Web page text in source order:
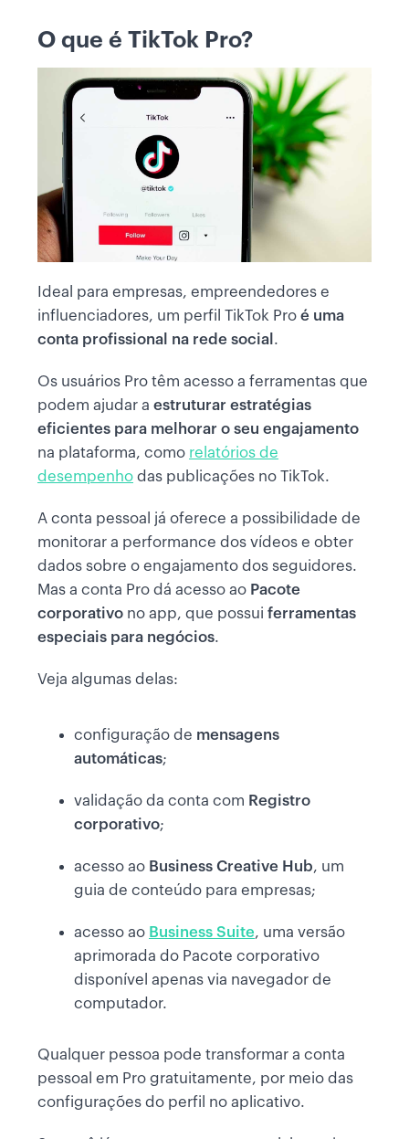
O que é TikTok Pro?
Ideal para empresas, empreendedores e
influenciadores, um perfil TikTok Pro é uma
conta profissional na rede social .
Os usuários Pro têm acesso a ferramentas que
podem ajudar a estruturar estratégias
eficientes para melhorar o seu engajamento
na plataforma, como relatórios de
desempenho das publicações no TikTok.
A conta pessoal já oferece a possibilidade de
monitorar a performance dos vídeos e obter
dados sobre o engajamento dos seguidores.
Mas a conta Pro dá acesso ao Pacote
corporativo no app, que possui ferramentas
especiais para negócios.
Veja algumas delas:
configuração de mensagens
automáticas;
validação da conta com Registro
corporativo;
acesso ao Business Creative Hub, um
guia de conteúdo para empresas;
acesso ao Business Suite, uma versão
aprimorada do Pacote corporativo
disponível apenas via navegador de
computador.
Qualquer pessoa pode transformar a conta
pessoal em Pro gratuitamente, por meio das
configurações do perfil no aplicativo.